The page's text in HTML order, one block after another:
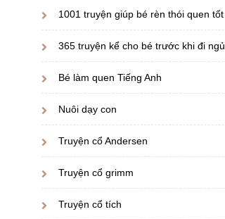
1001 truyện giúp bé rèn thói quen tốt
365 truyện kể cho bé trước khi đi ngủ
Bé làm quen Tiếng Anh
Nuôi dạy con
Truyện cổ Andersen
Truyện cổ grimm
Truyện cổ tích